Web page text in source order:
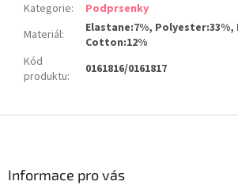
Kategorie:
Podprsenky
Materiál:
Elastane:7%, Polyester:33%,
Cotton:12%
Kód
produktu: 0161816/0161817
Informace pro vás